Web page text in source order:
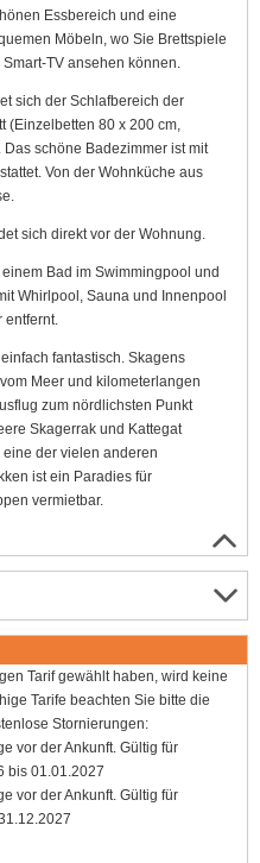
Essbereich und eine
Möbeln, wo Sie Brettspiele
TV ansehen können.
sich der Schlafbereich der
(Einzelbetten 80 x 200 cm,
schöne Badezimmer ist mit
Von der Wohnküche aus
sich direkt vor der Wohnung.
Bad im Swimmingpool und
Whirlpool, Sauna und Innenpool
entfernt.
fantastisch. Skagens
Meer und kilometerlangen
zum nördlichsten Punkt
Skagerrak und Kattegat
der vielen anderen
ist ein Paradies für
vermietbar.
Tarif gewählt haben, wird keine
Tarife beachten Sie bitte die
Stornierungen:
vor der Ankunft. Gültig für
bis 01.01.2027
vor der Ankunft. Gültig für